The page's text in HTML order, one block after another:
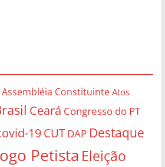
Assembléia Constituinte Atos
Ceará Congresso do PT
19CUT DAP Destaque
Petista Eleição